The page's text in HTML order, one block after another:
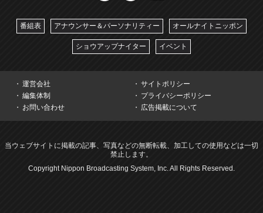
番組表 アナウンサー＆パーソナリティー オールナイトニッポン
ショウアップナイター イベント
運営会社
サイトポリシー
編集体制
プライバシーポリシー
お問い合わせ
広告掲載について
当ウェブサイトに掲載の記事、写真などの無断転載、加工しての使用などは一切
禁止します。
Copyright Nippon Broadcasting System, Inc. All Rights Reserved.